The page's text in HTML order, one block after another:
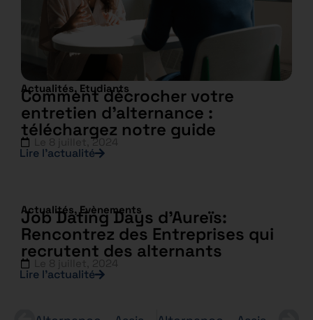
Actualités, Etudiants
Comment décrocher votre
entretien d’alternance :
téléchargez notre guide
8 juillet, 2024
Lire l’actualité
Actualités,Evènements
Job Dating Days d’Aureïs:
Rencontrez des Entreprises qui
recrutent des alternants
Lire l’actualité